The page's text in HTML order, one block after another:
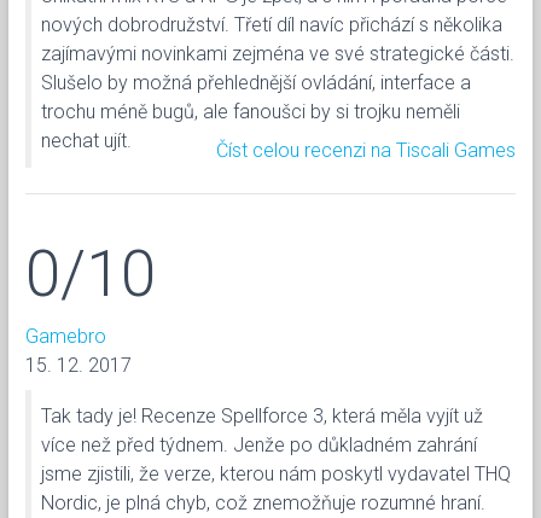
nových dobrodružství. Třetí díl navíc přichází s několika
zajímavými novinkami zejména ve své strategické části.
Slušelo by možná přehlednější ovládání, interface a
trochu méně bugů, ale fanoušci by si trojku neměli
nechat ujít.
Číst celou recenzi na Tiscali Games
0/10
Gamebro
15. 12. 2017
Tak tady je! Recenze Spellforce 3, která měla vyjít už
více než před týdnem. Jenže po důkladném zahrání
jsme zjistili, že verze, kterou nám poskytl vydavatel THQ
Nordic, je plná chyb, což znemožňuje rozumné hraní.